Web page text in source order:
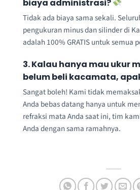
biaya administrasi?
Tidak ada biaya sama sekali.
pengukuran minus dan silinder di
adalah 100% GRATIS untuk semua
3. Kalau hanya mau ukur
belum beli kacamata,
Sangat boleh! Kami tidak
Anda bebas datang hanya untuk
refraksi mata Anda saat ini, tim
Anda dengan sama ramahnya.